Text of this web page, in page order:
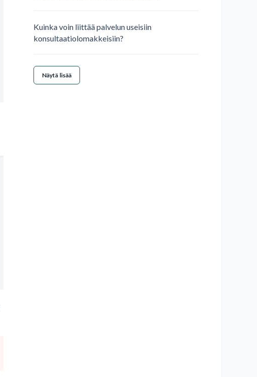
Kuinka voin liittää palvelun useisiin
konsultaatiolomakkeisiin?
Näytä lisää